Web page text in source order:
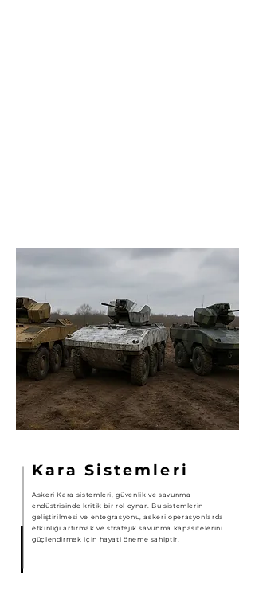
Kara Sistemleri
Askeri Kara sistemleri, güvenlik ve savunma
endüstrisinde kritik bir rol oynar. Bu sistemlerin
geliştirilmesi ve entegrasyonu, askeri operasyonlarda
etkinliği artırmak ve stratejik savunma kapasitelerini
güçlendirmek için hayati öneme sahiptir.